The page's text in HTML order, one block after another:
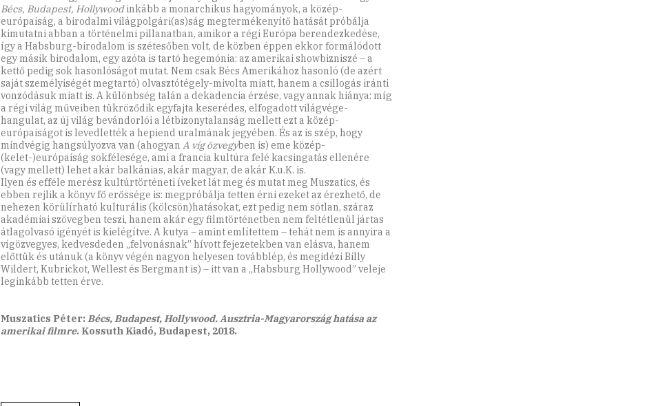
Bécs, Budapest, Hollywoodinkább a monarchikus hagyományok, a közép-
európaiság, a birodalmi világpolgári(as)ság megtermékenyítő hatását próbálja
kimutatni abban a történelmi pillanatban, amikor a régi Európa berendezkedése,
így a Habsburg-birodalom is szétesőben volt, de közben éppen ekkor formálódott
egy másik birodalom, egy azóta is tartó hegemónia: az amerikai showbizniszé – a
kettő pedig sok hasonlóságot mutat. Nem csak Bécs Amerikához hasonló (de azért
saját személyiségét megtartó) olvasztótégely-mivolta miatt, hanem a csillogás iránti
vonzódásuk miatt is. A különbség talán a dekadencia érzése, vagy annak hiánya: míg
a régi világ műveiben tükröződik egyfajta keserédes, elfogadott világvége-
hangulat, az új világ bevándorlói a létbizonytalanság mellett ezt a közép-
európaiságot is levedlették a hepiend uralmának jegyében. És az is szép, hogy
mindvégig hangsúlyozva van (ahogyan A víg özvegyben is) eme közép-
(kelet-)európaiság sokfélesége, ami a francia kultúra felé kacsingatás ellenére
(vagy mellett) lehet akár balkánias, akár magyar, de akár K.u.K. is.
Ilyen és efféle merész kultúrtörténeti íveket lát meg és mutat meg Muszatics, és
ebben rejlik a könyv fő erőssége is: megpróbálja tetten érni ezeket az érezhető, de
nehezen körülírható kulturális (kölcsön)hatásokat, ezt pedig nem sótlan, száraz
akadémiai szövegben teszi, hanem akár egy filmtörténetben nem feltétlenül jártas
átlagolvasó igényét is kielégítve. A kutya – amint említettem – tehát nem is annyira a
vígözvegyes, kedvesdeden „felvonásnak” hívott fejezetekben van elásva, hanem
előttük és utánuk (a könyv végén nagyon helyesen továbblép, és megidézi Billy
Wildert, Kubrickot, Wellest és Bergmant is) – itt van a „Habsburg Hollywood” veleje
leginkább tetten érve.
Muszatics Péter:Bécs, Budapest, Hollywood. Ausztria-Magyarország hatása az
amerikai filmre. Kossuth Kiadó, Budapest, 2018.